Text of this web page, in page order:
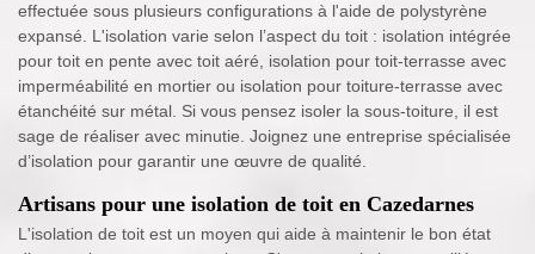
effectuée sous plusieurs configurations à l'aide de polystyrène
expansé. L'isolation varie selon l’aspect du toit : isolation intégrée
pour toit en pente avec toit aéré, isolation pour toit-terrasse avec
imperméabilité en mortier ou isolation pour toiture-terrasse avec
étanchéité sur métal. Si vous pensez isoler la sous-toiture, il est
sage de réaliser avec minutie. Joignez une entreprise spécialisée
d’isolation pour garantir une œuvre de qualité.
Artisans pour une isolation de toit en Cazedarnes
L'isolation de toit est un moyen qui aide à maintenir le bon état